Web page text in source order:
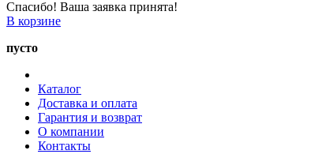
Спасибо! Ваша заявка принята!
В корзине
пусто
Каталог
Доставка и оплата
Гарантия и возврат
О компании
Контакты